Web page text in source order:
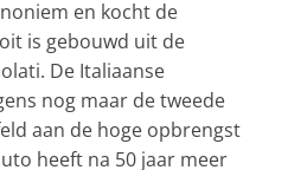
en kocht de
is gebouwd uit de
De Italiaanse
nog maar de tweede
aan de hoge opbrengst
heeft na 50 jaar meer